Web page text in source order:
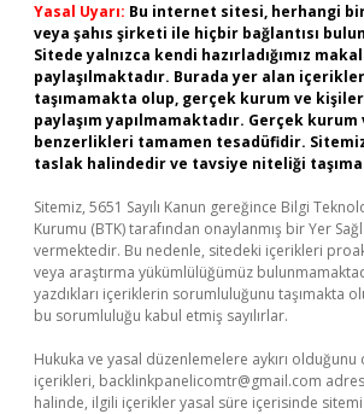
Yasal Uyarı: Bu internet sitesi, herhangi
veya şahıs şirketi ile hiçbir bağlantısı
Sitede yalnızca kendi hazırladığımız
paylaşılmaktadır. Burada yer alan
taşımamakta olup, gerçek kurum ve
paylaşım yapılmamaktadır. Gerçek
benzerlikleri tamamen tesadüfidir.
taslak halindedir ve tavsiye niteliği
Sitemiz, 5651 Sayılı Kanun gereğince Bilgi
Kurumu (BTK) tarafından onaylanmış bir Yer
vermektedir. Bu nedenle, sitedeki içerikleri
veya araştırma yükümlülüğümüz
yazdıkları içeriklerin sorumluluğunu taşımakta
bu sorumluluğu kabul etmiş sayılırlar.
Hukuka ve yasal düzenlemelere aykırı
içerikleri, backlinkpanelicomtr@gmail.com
halinde, ilgili içerikler yasal süre içerisinde